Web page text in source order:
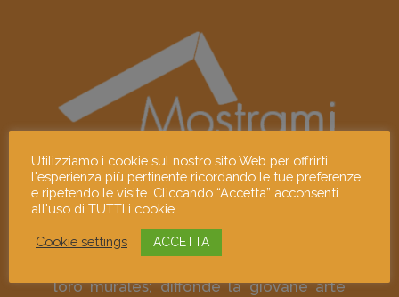
Mostrami è un progetto culturale che
contemporanei e gli artisti visivi
loro murales; diffonde la giovane arte
Utilizziamo i cookie sul nostro sito Web per offrirti
l'esperienza più pertinente ricordando le tue preferenze
e ripetendo le visite. Cliccando “Accetta” acconsenti
all'uso di TUTTI i cookie.
Cookie settings ACCETTA